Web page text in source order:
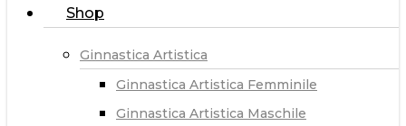
Shop
Ginnastica Artistica
Ginnastica Artistica Femminile
Ginnastica Artistica Maschile